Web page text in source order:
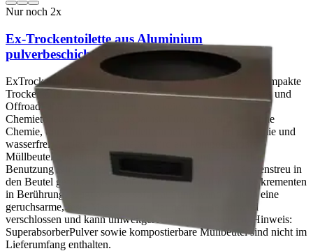
Nur noch 2x
Ex-Trockentoilette aus Aluminium
pulverbeschichtet.
ExTrockentoilette aus Aluminium, pulverbeschichtet Die kompakte
Trockentoilette ist die ideale sanitäre Lösung für Expeditions und
OffroadFahrzeuge,überall dort, wo keine Wasser oder
Chemietoilettenanlage verfügbar ist. Funktionsprinzip – ohne
Chemie, ohne Wasser Die Toilette arbeitet vollständig chemie und
wasserfrei: 1. Über den Behälter wird ein kompostierbarer
Müllbeutel gestülpt, der die Fäkalien aufnimmt. 2. Vor der
Benutzung wird Spezialpulver (Superabsorber) oder Katzenstreu in
den Beutel gefüllt. 3. Kommt das Pulver mit Urin oder Exkrementen
in Berührung, saugt es diese sofort auf und wandelt sie in eine
geruchsarme, feste Masse um. 4. Der gefüllte Beutel wird
verschlossen und kann umweltgerecht entsorgt werden. Hinweis:
SuperabsorberPulver sowie kompostierbare Müllbeutel sind nicht im
Lieferumfang enthalten.